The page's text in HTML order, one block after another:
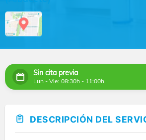
Sin cita previa
Lun - Vie: 08:30h - 11:00h
DESCRIPCIÓN DEL